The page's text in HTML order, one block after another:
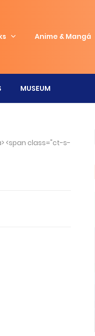
Anime & Mangá
MUSEUM
<span class="ct-s-